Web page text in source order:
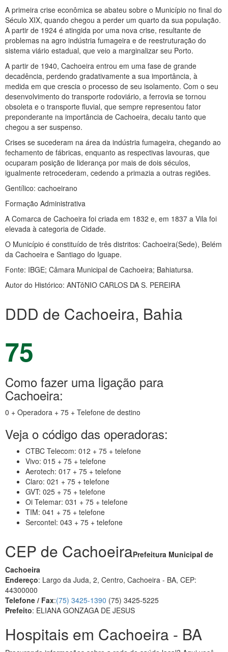
A primeira crise econômica se abateu sobre o Município no final do
Século XIX, quando chegou a perder um quarto da sua população.
A partir de 1924 é atingida por uma nova crise, resultante de
problemas na agro indústria fumageira e de reestruturação do
sistema viário estadual, que veio a marginalizar seu Porto.
A partir de 1940, Cachoeira entrou em uma fase de grande
decadência, perdendo gradativamente a sua importância, à
medida em que crescia o processo de seu isolamento. Com o seu
desenvolvimento do transporte rodoviário, a ferrovia se tornou
obsoleta e o transporte fluvial, que sempre representou fator
preponderante na importância de Cachoeira, decaiu tanto que
chegou a ser suspenso.
Crises se sucederam na área da indústria fumageira, chegando ao
fechamento de fábricas, enquanto as respectivas lavouras, que
ocuparam posição de liderança por mais de dois séculos,
igualmente retrocederam, cedendo a primazia a outras regiões.
Gentílico: cachoeirano
Formação Administrativa
A Comarca de Cachoeira foi criada em 1832 e, em 1837 a Vila foi
elevada à categoria de Cidade.
O Município é constituído de três distritos: Cachoeira(Sede), Belém
da Cachoeira e Santiago do Iguape.
Fonte: IBGE; Câmara Municipal de Cachoeira; Bahiatursa.
Autor do Histórico: ANTôNIO CARLOS DA S. PEREIRA
DDD de Cachoeira, Bahia
75
Como fazer uma ligação para
Cachoeira:
0 + Operadora + 75 + Telefone de destino
Veja o código das operadoras:
CTBC Telecom: 012 + 75 + telefone
Vivo: 015 + 75 + telefone
Aerotech: 017 + 75 + telefone
Claro: 021 + 75 + telefone
GVT: 025 + 75 + telefone
Oi Telemar: 031 + 75 + telefone
TIM: 041 + 75 + telefone
Sercontel: 043 + 75 + telefone
CEP de CachoeiraPrefeitura Municipal de
Cachoeira
Endereço: Largo da Juda, 2, Centro, Cachoeira - BA, CEP:
44300000
Telefone / Fax:(75) 3425-1390 (75) 3425-5225
Prefeito: ELIANA GONZAGA DE JESUS
Hospitais em Cachoeira - BA